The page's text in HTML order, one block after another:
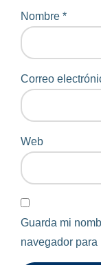
Nombre *
Correo
Web
Guarda mi
navegador para